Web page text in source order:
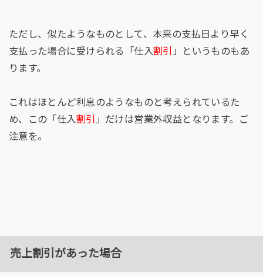
ただし、似たようなものとして、本来の支払日より早く
支払った場合に受けられる「仕入割引
」というものもあ
ります。
これはほとんど利息のようなものと考えられているた
め、この「仕入割引
」だけは営業外収益となります。ご
注意を。
売上割引があった場合